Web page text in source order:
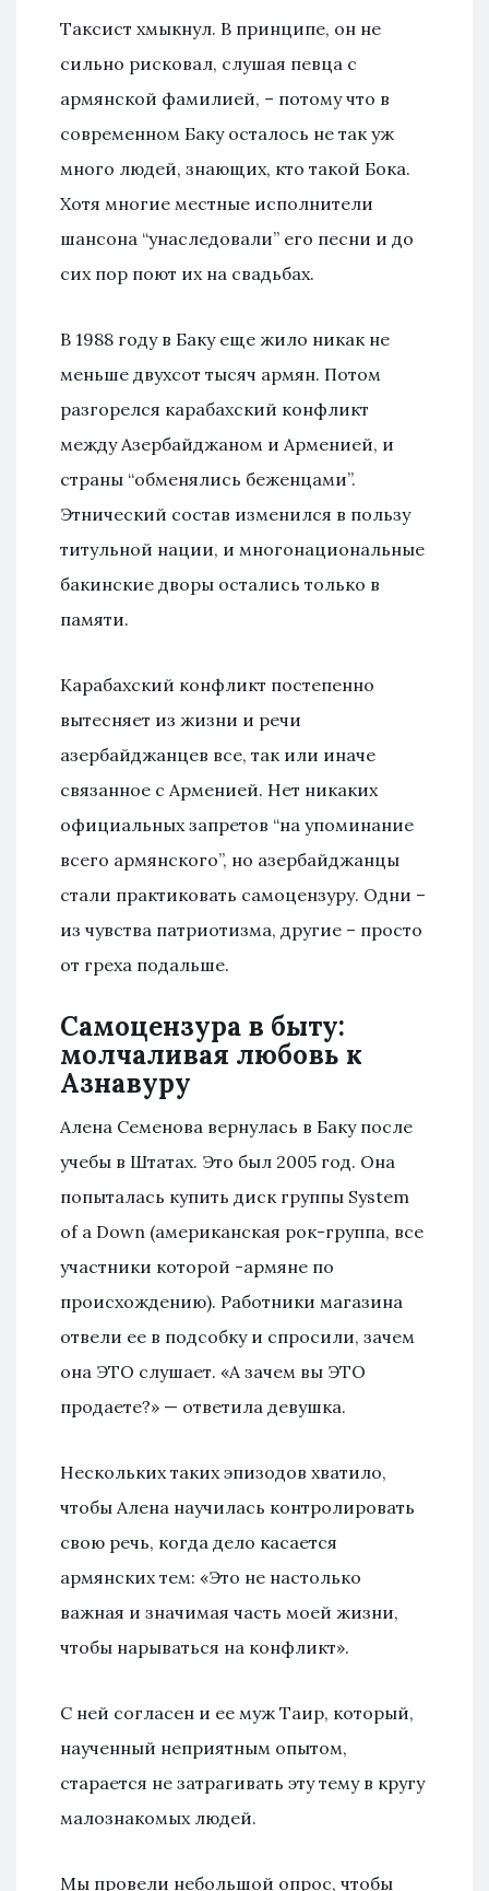
Таксист хмыкнул. В принципе, он не
сильно рисковал, слушая певца с
армянской фамилией, – потому что в
современном Баку осталось не так уж
много людей, знающих, кто такой Бока.
Хотя многие местные исполнители
шансона “унаследовали” его песни и до
сих пор поют их на свадьбах.
В 1988 году в Баку еще жило никак не
меньше двухсот тысяч армян. Потом
разгорелся карабахский конфликт
между Азербайджаном и Арменией, и
страны “обменялись беженцами”.
Этнический состав изменился в пользу
титульной нации, и многонациональные
бакинские дворы остались только в
памяти.
Карабахский конфликт постепенно
вытесняет из жизни и речи
азербайджанцев все, так или иначе
связанное с Арменией. Нет никаких
официальных запретов “на упоминание
всего армянского”, но азербайджанцы
стали практиковать самоцензуру. Одни –
из чувства патриотизма, другие – просто
от греха подальше.
Самоцензура в быту:
молчаливая любовь к
Азнавуру
Алена Семенова вернулась в Баку после
учебы в Штатах. Это был 2005 год. Она
попыталась купить диск группы System
of a Down (американская рок-группа, все
участники которой -армяне по
происхождению). Работники магазина
отвели ее в подсобку и спросили, зачем
она ЭТО слушает. «А зачем вы ЭТО
продаете?» — ответила девушка.
Нескольких таких эпизодов хватило,
чтобы Алена научилась контролировать
свою речь, когда дело касается
армянских тем: «Это не настолько
важная и значимая часть моей жизни,
чтобы нарываться на конфликт».
С ней согласен и ее муж Таир, который,
наученный неприятным опытом,
старается не затрагивать эту тему в кругу
малознакомых людей.
Мы провели небольшой опрос, чтобы